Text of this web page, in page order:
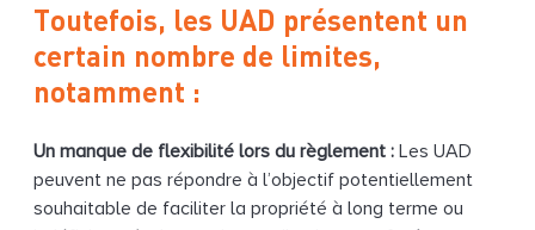
Toutefois, les UAD présentent un
certain nombre de limites,
notamment :
Un manque de flexibilité lors du règlement : Les UAD
peuvent ne pas répondre à l’objectif potentiellement
souhaitable de faciliter la propriété à long terme ou